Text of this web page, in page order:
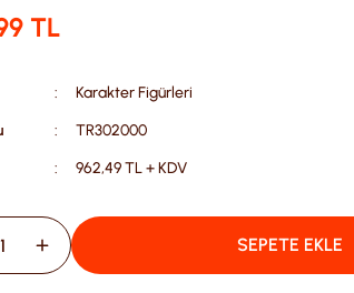
TL
Karakter Figürleri
TR302000
962,49 TL + KDV
SEPETE EKLE